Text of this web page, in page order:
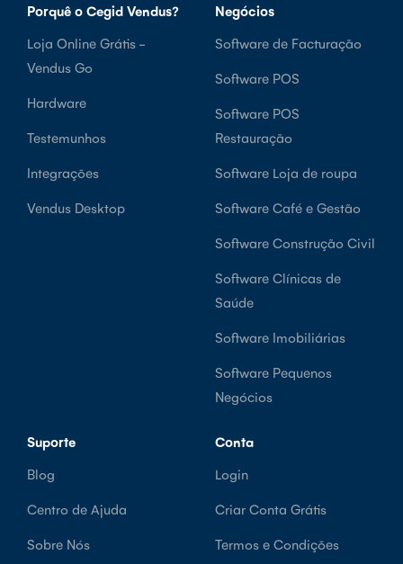
Porquê o Cegid Vendus?
Loja Online Grátis -
Vendus Go
Hardware
Testemunhos
Integrações
Vendus Desktop
Negócios
Software de Facturação
Software POS
Software POS
Restauração
Software Loja de roupa
Software Café e Gestão
Software Construção Civil
Software Clínicas de
Saúde
Software Imobiliárias
Software Pequenos
Negócios
Suporte
Blog
Centro de Ajuda
Sobre Nós
Conta
Login
Criar Conta Grátis
Termos e Condições